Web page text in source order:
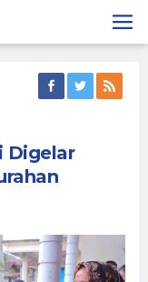
Digelar